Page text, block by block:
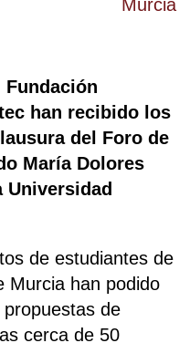
Murcia
Fundación
han recibido los
del Foro de
María Dolores
Universidad
de estudiantes de
Murcia han podido
de
cerca de 50